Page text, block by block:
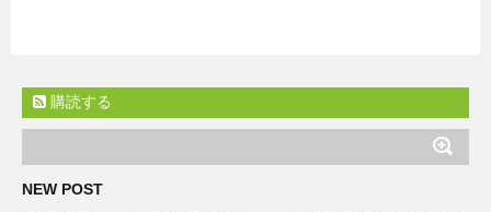
購読する
NEW POST